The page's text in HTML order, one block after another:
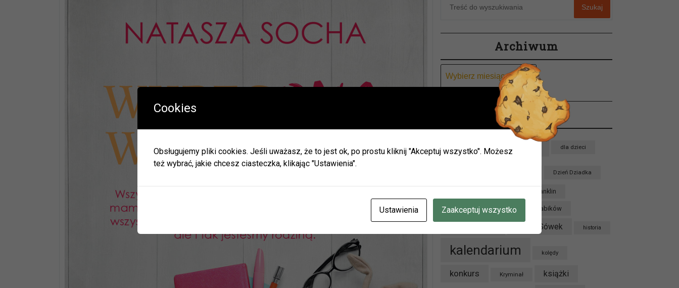
Szukaj
Archiwum
Tagi
biblioteka dla dzieci
Dzień Dziadka
Franklin
Grupa Jeżyków Grupa Krabików
Grupa Sówek historia
kalendarium kolędy
konkurs Kryminał książki
Ważna informacja!
W okresie wakacji biblioteki w Olszynie i w Hadrze oraz oddział dla dzieci w
Zapraszamy do naszych placówek w Herbach (ul. Lubliniecka) i w Lisowie.
W związku z zaplanowanymi urlopami pracowników godziny otwarcia mogą
Informacje znajdziecie Państwo na naszej stronie internetowej i facebooku.
JEDNOCZENIE INFORMUJEMY, ŻE W DNIACH 3-14 SIERPNIA
BIBLIOTEKA W HERBACH PRZY UL. LUBLINIECKIEJ BĘDZIE CZYNNA W
GODZINACH 9:00-15:00
Cookies
Obsługujemy pliki cookies. Jeśli uważasz, że to jest ok, po prostu kliknij "Akceptuj wszystko". Możesz
też wybrać, jakie chcesz ciasteczka, klikając "Ustawienia".
Ustawienia Zaakceptuj wszystko